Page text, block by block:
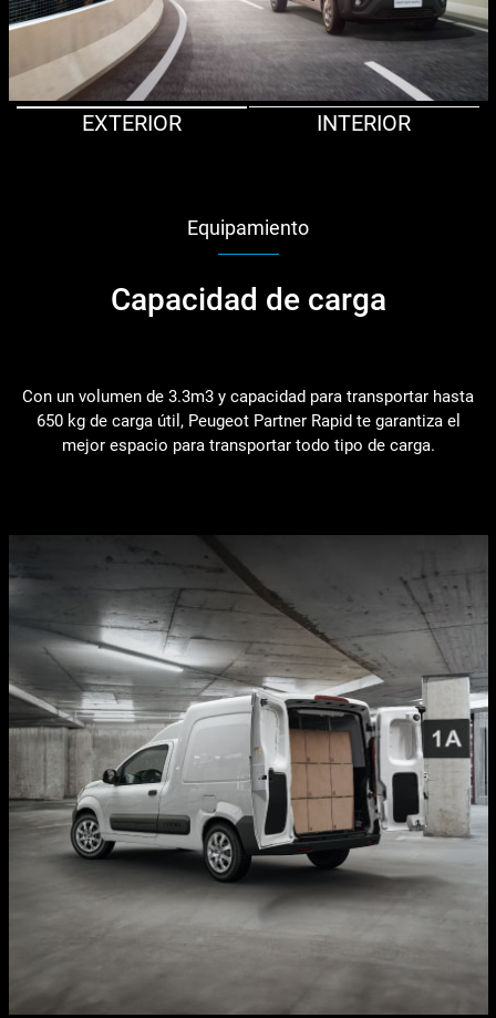
EXTERIOR INTERIOR
Equipamiento
Capacidad de carga
Con un volumen de 3.3m3 y capacidad para transportar hasta
650 kg de carga útil, Peugeot Partner Rapid te garantiza el
mejor espacio para transportar todo tipo de carga.